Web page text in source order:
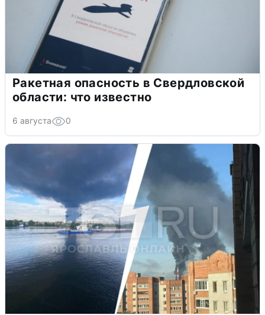
Ракетная опасность в Свердловской
области: что известно
6 августа 0